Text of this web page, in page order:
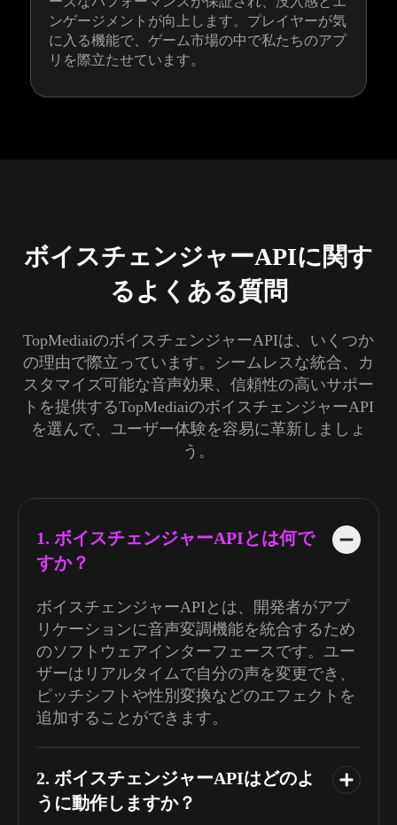
ンゲージメントが向上します。プレイヤーが気
に入る機能で、ゲーム市場の中で私たちのアプ
リを際立たせています。
ボイスチェンジャーAPIに関す
るよくある質問
TopMediaiのボイスチェンジャーAPIは、いくつか
の理由で際立っています。シームレスな統合、カ
スタマイズ可能な音声効果、信頼性の高いサポー
トを提供するTopMediaiのボイスチェンジャーAPI
を選んで、ユーザー体験を容易に革新しましょ
う。
1. ボイスチェンジャーAPIとは何で
すか？
ボイスチェンジャーAPIとは、開発者がアプ
リケーションに音声変調機能を統合するため
のソフトウェアインターフェースです。ユー
ザーはリアルタイムで自分の声を変更でき、
ピッチシフトや性別変換などのエフェクトを
追加することができます。
2. ボイスチェンジャーAPIはどのよ
うに動作しますか？